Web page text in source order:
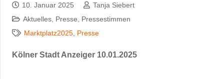
10. Januar 2025
Tanja Siebert
Aktuelles, Presse
Pressestimmen
Marktplatz2025, Presse
Kölner Stadt Anzeiger 10.01.2025